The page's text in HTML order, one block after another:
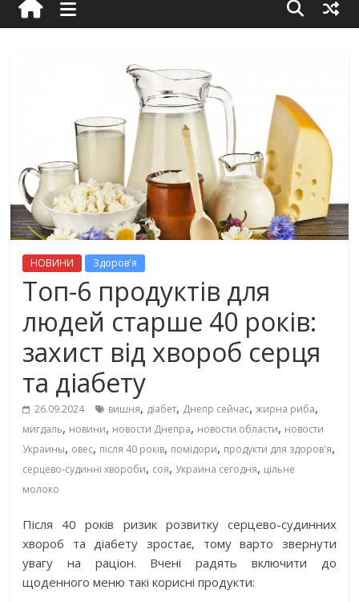
НОВИНИ Здоров'я
Топ-6 продуктів для
людей старше 40 років:
захист від хвороб серця
та діабету
26.09.2024 вишня, діабет, Днепр сейчас,жирна риба,
мигдаль, новини, новости Днепра, новости области, новости
Украины, овес, після 40 років, помідори, продукти для здоров'я,
серцево-судинні хвороби, соя, Украина сегодня, цільне
молоко
Після 40 років ризик розвитку серцево-судинних
хвороб та діабету зростає, тому варто звернути
увагу на раціон. Вчені радять включити до
щоденного меню такі корисні продукти: